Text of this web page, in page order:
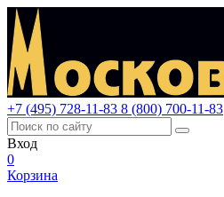
+7 (495) 728-11-83 8 (800) 700-11-83
Вход
0
Корзина